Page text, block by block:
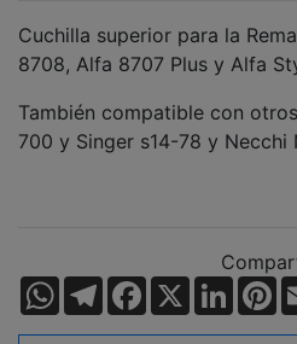
Cuchilla superior para la
8708, Alfa 8707 Plus y Alfa
También compatible con
700 y Singer s14-78 y Necchi
WhatsApp
TelegramFacebook
X